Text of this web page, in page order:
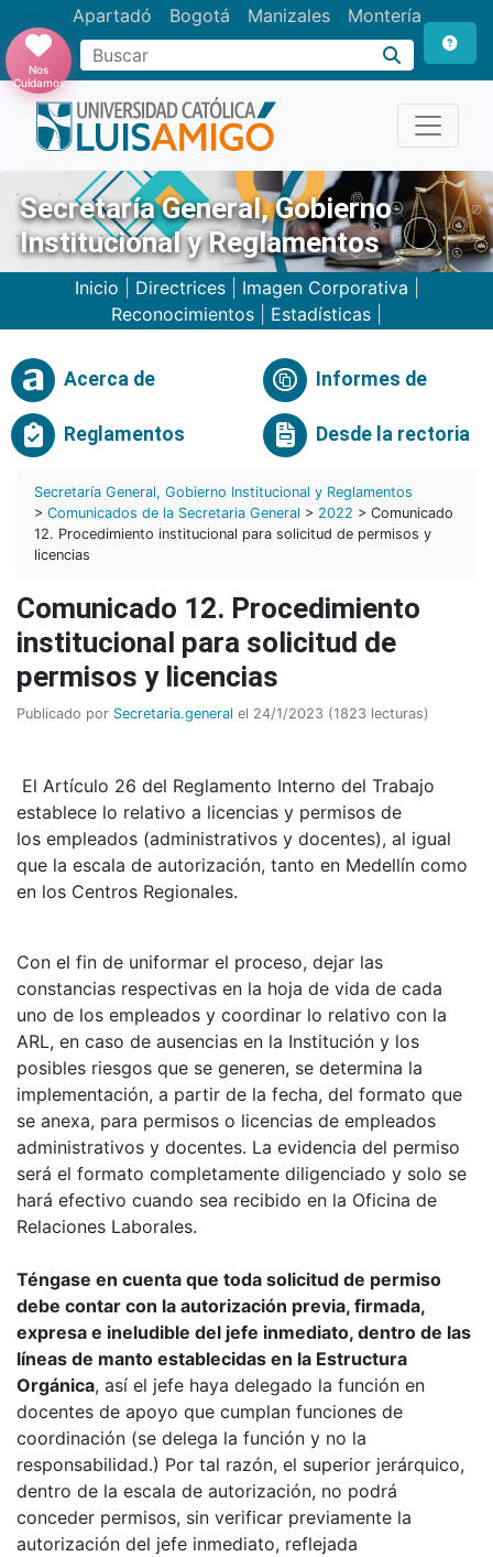
Apartadó Bogotá Manizales Montería
Buscar
Nos
Cuidamos
Secretaría General, Gobierno
Institucional y Reglamentos
Inicio Directrices| Imagen Corporativa
Reconocimientos
Estadísticas
Acerca de Informes de
Reglamentos Desde la rectoria
Secretaría General, Gobierno Institucional y Reglamentos
> Comunicados de la Secretaria General > 2022 > Comunicado
12. Procedimiento institucional para solicitud de permisos y
licencias
Comunicado 12. Procedimiento
institucional para solicitud de
permisos y licencias
Publicado por Secretaria.general el 24/1/2023 (1823 lecturas)
El Artículo 26 del Reglamento Interno del Trabajo
establece lo relativo a licencias y permisos de
los empleados (administrativos y docentes), al igual
que la escala de autorización, tanto en Medellín como
en los Centros Regionales.
Con el fin de uniformar el proceso, dejar las
constancias respectivas en la hoja de vida de cada
uno de los empleados y coordinar lo relativo con la
ARL, en caso de ausencias en la Institución y los
posibles riesgos que se generen, se determina la
implementación, a partir de la fecha, del formato que
se anexa, para permisos o licencias de empleados
administrativos y docentes. La evidencia del permiso
será el formato completamente diligenciado y solo se
hará efectivo cuando sea recibido en la Oficina de
Relaciones Laborales.
Téngase en cuenta que toda solicitud de permiso
debe contar con la autorización previa, firmada,
expresa e ineludible del jefe inmediato, dentro de las
líneas de manto establecidas en la Estructura
Orgánica, así el jefe haya delegado la función en
docentes de apoyo que cumplan funciones de
coordinación (se delega la función y no la
responsabilidad.) Por tal razón, el superior jerárquico,
dentro de la escala de autorización, no podrá
conceder permisos, sin verificar previamente la
autorización del jefe inmediato, reflejada